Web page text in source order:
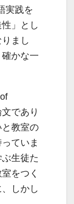
実践を
」とし
まし
かな一
であり
教室の
ていま
生徒た
をつく
しかし